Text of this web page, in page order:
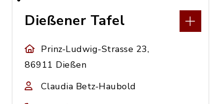
Dießener Tafel
Prinz-Ludwig-Strasse 23,
86911 Dießen
Claudia Betz-Haubold